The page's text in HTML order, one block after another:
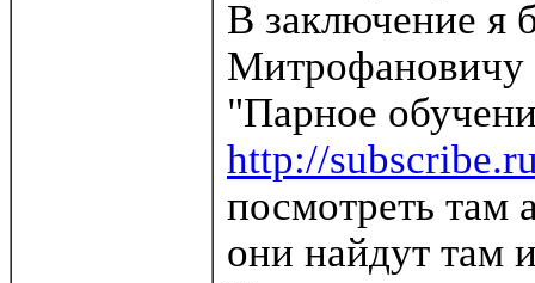
В заключение я
Митрофановичу
"Парное
http://
посмотреть там
они найдут там